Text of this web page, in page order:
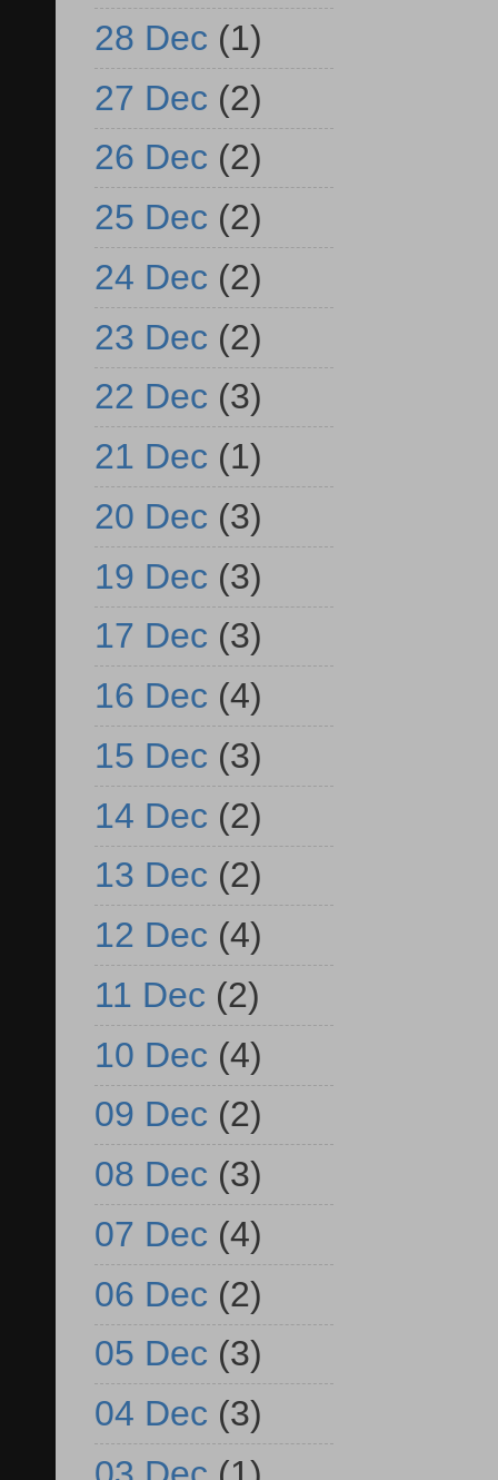
28 Dec (1)
27 Dec (2)
26 Dec (2)
25 Dec (2)
24 Dec (2)
23 Dec (2)
22 Dec (3)
21 Dec (1)
20 Dec (3)
19 Dec (3)
17 Dec (3)
16 Dec (4)
15 Dec (3)
14 Dec (2)
13 Dec (2)
12 Dec (4)
11 Dec (2)
10 Dec (4)
09 Dec (2)
08 Dec (3)
07 Dec (4)
06 Dec (2)
05 Dec (3)
04 Dec (3)